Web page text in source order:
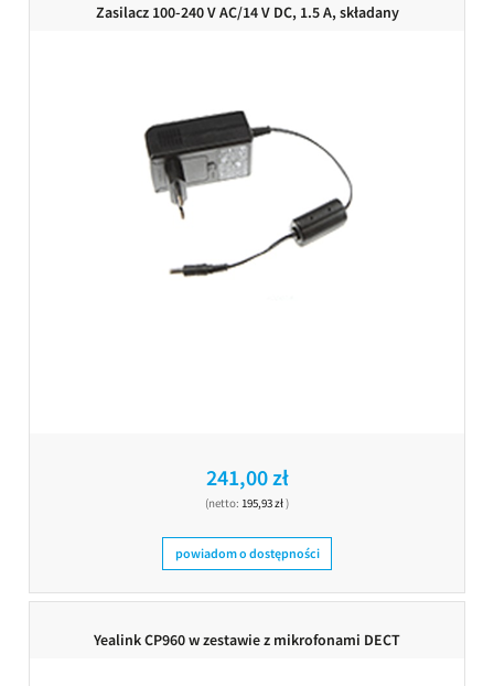
Zasilacz 100-240 V AC/14 V DC, 1.5 A, składany
241,00 zł
(netto: 195,93 zł)
powiadom o dostępności
Yealink CP960 w zestawie z mikrofonami DECT